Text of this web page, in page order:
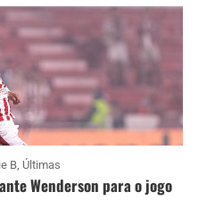
B, Últimas
Wenderson para o jogo